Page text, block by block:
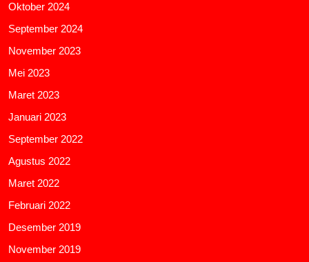
Oktober 2024
September 2024
November 2023
Mei 2023
Maret 2023
Januari 2023
September 2022
Agustus 2022
Maret 2022
Februari 2022
Desember 2019
November 2019